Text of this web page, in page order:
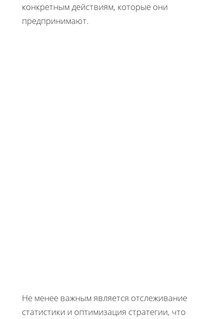
конкретным действиям, которые они
предпринимают.
Не менее важным является отслеживание
статистики и оптимизация стратегии, что